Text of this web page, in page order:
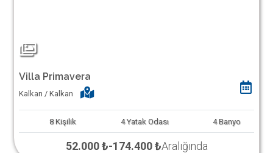
Villa Primavera
Kalkan / Kalkan
8 Kişilik 4 Yatak Odası 4 Banyo
52.000 ₺-174.400 ₺Aralığında